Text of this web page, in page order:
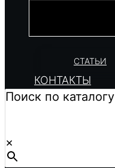
СТАТЬИ
КОНТАКТЫ
Поиск по каталогу
×